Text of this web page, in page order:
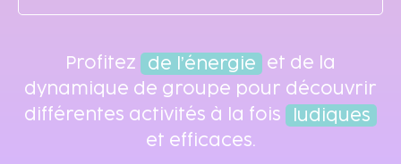
Profitez de l’énergie
et de la
dynamique de groupe pour découvrir
différentes activités à la fois
ludiques
et efficaces.